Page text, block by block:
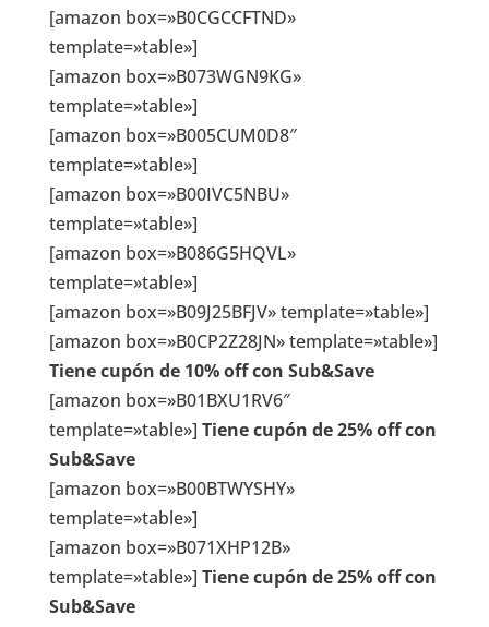
[amazon box=»B0CGCCFTND»
template=»table»]
[amazon box=»B073WGN9KG»
template=»table»]
[amazon box=»B005CUM0D8″
template=»table»]
[amazon box=»B00IVC5NBU»
template=»table»]
[amazon box=»B086G5HQVL»
template=»table»]
[amazon box=»B09J25BFJV» template=»table»]
[amazon box=»B0CP2Z28JN» template=»table»]
Tiene cupón de 10% off con Sub&Save
[amazon box=»B01BXU1RV6″
template=»table»] Tiene cupón de 25% off con
Sub&Save
[amazon box=»B00BTWYSHY»
template=»table»]
[amazon box=»B071XHP12B»
template=»table»] Tiene cupón de 25% off con
Sub&Save